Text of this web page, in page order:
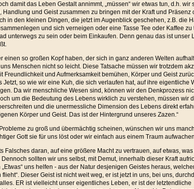
damit das Leben Gestalt annimmt, „müssen“ wir etwas tun, d.h. wir
Handlung und Geist zusammen zu bringen mit der Kraft und Präsenz
in den kleinen Dingen, die jetzt im Augenblick geschehen, z.B. die
und sich verneigen oder eine Tasse Tee oder Kaffee zu
unterwegs zu sein oder beim Einkaufen. Denn genau das ist unser
einen so großen Kopf haben, der sich in ganz anderen Welten
Menschen nicht so leicht. Diese Tatsache müssen wir trotzdem
Freundlichkeit und Aufmerksamkeit bemühen, Körper und Geist
Jetzt, so wie wir eine Kuh, die sich verlaufen hat, auf ihre eigentliche
Da wir menschliche Wesen sind, können wir den Denkprozess
um die Bedeutung des Lebens wirklich zu verstehen, müssen wir
und die unermessliche Dimension des Lebens direkt
Körper und Geist. Das ist der Hintergrund unseres Zazen.“
zu groß und übermächtig scheinen, wünschen wir uns
Gott sie für uns löst oder wir einfach aus einem Traum
Falsches daran, auf eine größere Macht zu vertrauen, auf etwas, was
sollten wir uns selbst, mit Demut, innerhalb dieser Kraft
uns helfen - aus der Natur desjenigen Geistes heraus,
flieht“. Dieser Geist ist nicht weit weg, er ist jetzt in uns, bei uns,
ER ist vielleicht unser eigentliches Leben, er ist der letztendliche